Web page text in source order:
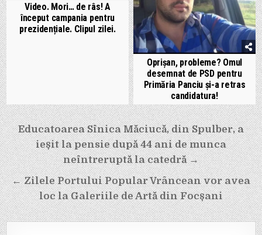
Video. Mori… de râs! A
început campania pentru
prezidențiale. Clipul zilei.
Oprișan, probleme? Omul
desemnat de PSD pentru
Primăria Panciu și-a retras
candidatura!
Navigare
în
articole
Educatoarea Sînica Măciucă, din Spulber, a
ieșit la pensie după 44 ani de munca
neîntreruptă la catedră →
← Zilele Portului Popular Vrâncean vor avea
loc la Galeriile de Artă din Focșani